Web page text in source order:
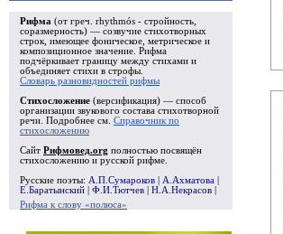
Рифма (от греч. rhythmós - стройность,
соразмерность) — созвучие стихотворных
строк, имеющее фоническое, метрическое и
композиционное значение. Рифма
подчёркивает границу между стихами и
объединяет стихи в строфы
Словарь разновидностей рифмы
Стихосложение (версификация) — способ
организации звукового состава стихотворной
речи. Подробнее см. Справочник по
стихосложению
Сайт Рифмовед.org полностью посвящён
стихосложению и русской рифме.
Русские поэты: А.П.Сумароков А.Ахматова
Е.Баратынский
Ф.И.Тютчев Н.А.Некрасов
Рифма к слову «полюса»